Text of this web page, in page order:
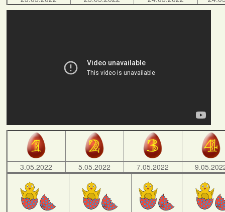
3.05.2022 5.05.2022 7.05.2022